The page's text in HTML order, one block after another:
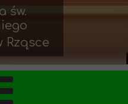
św.
Rząsce